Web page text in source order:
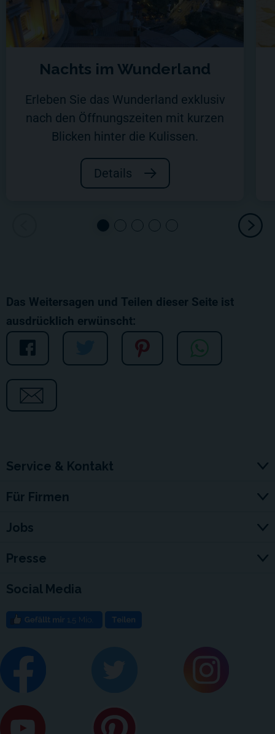
Nachts im Wunderland
Erleben Sie das Wunderland exklusiv
nach den Öffnungszeiten mit kurzen
Blicken hinter die Kulissen.
Details
Das Weitersagen und Teilen dieser Seite ist
ausdrücklich erwünscht:
Service & Kontakt
Für Firmen
Jobs
Presse
Social Media